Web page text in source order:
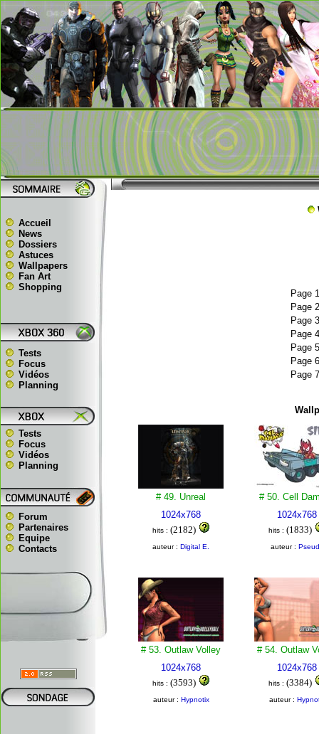
Accueil
News
Dossiers
Astuces
Wallpapers
Fan Art
Shopping
Tests
Focus
Vidéos
Planning
Tests
Focus
Vidéos
Planning
Forum
Partenaires
Equipe
Contacts
Page 1
Page 2
Page 3
Page 4
Page 5
Page 6
Page 7
# 49. Unreal
1024x768
hits : (2182)
auteur : Digital E.
# 50. Cell
1024x768
hits : (1833)
auteur :
# 53. Outlaw Volley
1024x768
hits : (3593)
auteur : Hypnotix
# 54. Outlaw
1024x768
hits : (3384)
auteur :